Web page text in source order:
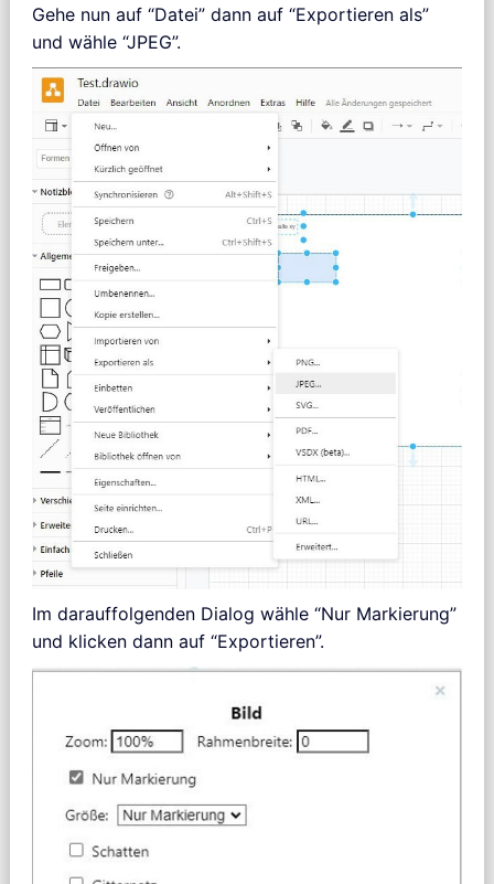
Gehe nun auf “Datei” dann auf “Exportieren als”
und wähle “JPEG”.
Im darauffolgenden Dialog wähle “Nur Markierung”
und klicken dann auf “Exportieren”.